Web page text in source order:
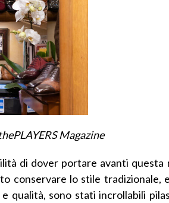
Magazine
di dover portare avanti questa
conservare lo stile tradizionale,
qualità, sono stati incrollabili